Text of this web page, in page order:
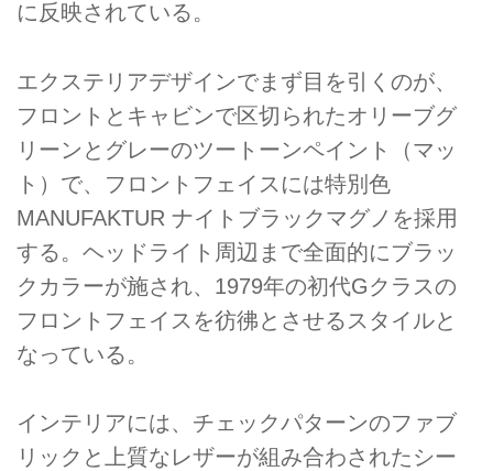
に反映されている。
エクステリアデザインでまず目を引くのが、
フロントとキャビンで区切られたオリーブグ
リーンとグレーのツートーンペイント（マッ
ト）で、フロントフェイスには特別色
MANUFAKTUR ナイトブラックマグノを採用
する。ヘッドライト周辺まで全面的にブラッ
クカラーが施され、1979年の初代Gクラスの
フロントフェイスを彷彿とさせるスタイルと
なっている。
インテリアには、チェックパターンのファブ
リックと上質なレザーが組み合わされたシー